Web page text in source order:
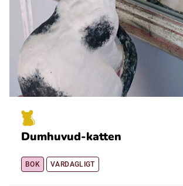
Dumhuvud-katten
BOK VARDAGLIGT